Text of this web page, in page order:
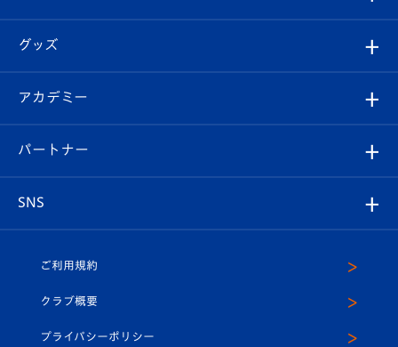
チケット
イベント
メディア
ホームタウン
エンブレム紹介
スタッフプロフィール
マスコット紹介
はじめての観戦ガイド
Revive Team
ヴィヴィくんの長崎おもてなしガイド
フォトギャラリー
スタジアムグルメ
チケット
V-LOVERS（ファンクラブ）
プレイヤーズスイート
グッズ
オンラインショップ
店舗情報
アカデミー
育成からのお知らせ
U-18
パートナー
SNS
ヴィヴィくんインスタグラム
公式LINE＠
ご利用規約
クラブ概要
プライバシーポリシー